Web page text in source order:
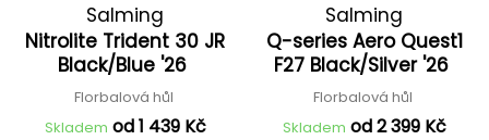
Salming
Nitrolite Trident 30 JR
Black/Blue '26
Florbalová hůl
Skladem od 1 439 Kč
Salming
Q-series Aero Quest1
F27 Black/Silver '26
Florbalová hůl
Skladem od 2 399 Kč